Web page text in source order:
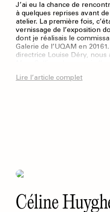
J’ai eu la chance de
à quelques reprises avant
atelier. La première fois,
vernissage de l’exposition
dont je réalisais le
Galerie de l’UQAM en
directrice Louise Déry, nous
chorégraphique de Paul-
Lire l’article complet
Céline